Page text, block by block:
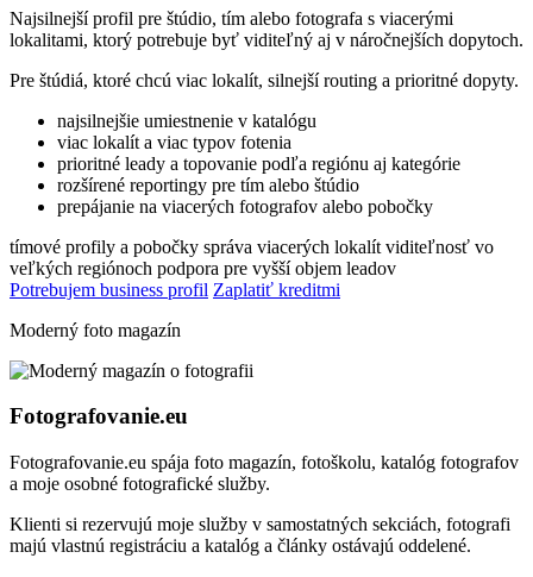
Najsilnejší profil pre štúdio, tím alebo fotografa s viacerými
lokalitami, ktorý potrebuje byť viditeľný aj v náročnejších dopytoch.
Pre štúdiá, ktoré chcú viac lokalít, silnejší routing a prioritné dopyty.
najsilnejšie umiestnenie v katalógu
viac lokalít a viac typov fotenia
prioritné leady a topovanie podľa regiónu aj kategórie
rozšírené reportingy pre tím alebo štúdio
prepájanie na viacerých fotografov alebo pobočky
tímové profily a pobočky správa viacerých lokalít viditeľnosť vo
veľkých regiónoch podpora pre vyšší objem leadov
Potrebujem business profil Zaplatiť kreditmi
Moderný foto magazín
Fotografovanie.eu
Fotografovanie.eu spája foto magazín, fotoškolu, katalóg fotografov
a moje osobné fotografické služby.
Klienti si rezervujú moje služby v samostatných sekciách, fotografi
majú vlastnú registráciu a katalóg a články ostávajú oddelené.